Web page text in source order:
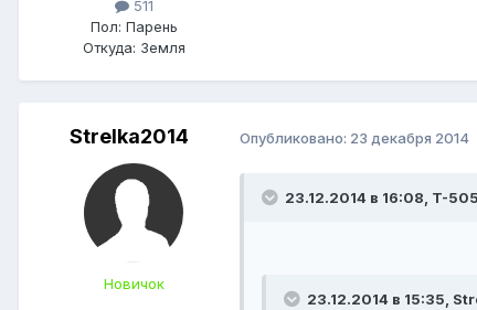
511
Пол: Парень
Откуда: Земля
Strelka2014
Новичок
Опубликовано: 23 декабря 2014
23.12.2014 в 16:08, T-
23.12.2014 в 15:35,